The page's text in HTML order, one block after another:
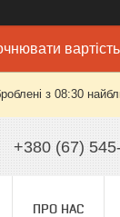
вартість
з 08:30
+380 (67)
ПРО НАС